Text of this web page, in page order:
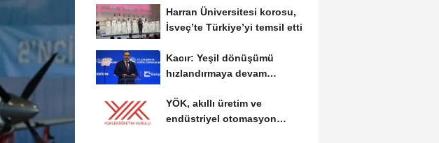
Harran Üniversitesi korosu,
İsveç’te Türkiye’yi temsil etti
Kacır: Yeşil dönüşümü
hızlandırmaya devam
YÖK, akıllı üretim ve
endüstriyel otomasyon